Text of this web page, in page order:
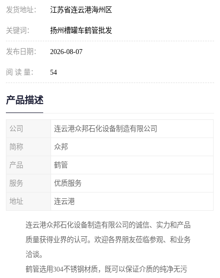
发货地址： 江苏省连云港海州区
关键词： 扬州槽罐车鹤管批发
发布日期： 2026-08-07
阅 读 量： 54
产品描述
公司 连云港众邦石化设备制造有限公司
简称 众邦
产品 鹤管
服务 优质服务
地址 连云港
连云港众邦石化设备制造有限公司的诚信、实力和产品
质量获得业界的认可。欢迎各界朋友莅临参观、和业务
洽谈。
鹤管选用304不锈钢材质，既可以保证介质的纯净无污